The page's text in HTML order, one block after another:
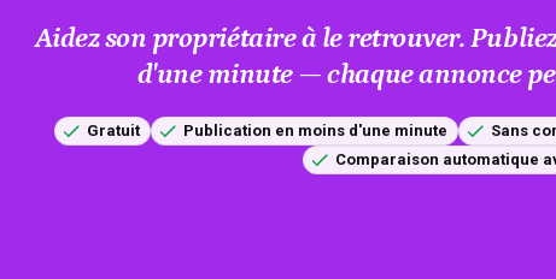
Aidez son propriétaire à le retrouver.
d'une minute — chaque annonce
Gratuit Publication en moins d'une minute Sans
Comparaison automatique